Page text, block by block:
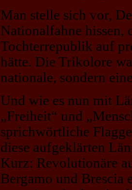
Man stelle sich vor,
Nationalfahne hissen,
Tochterrepublik auf
hätte. Die Trikolore
nationale, sondern
Und wie es nun mit
„Freiheit“ und
sprichwörtliche
diese aufgeklärten
Kurz: Revolutionäre
Bergamo und Brescia